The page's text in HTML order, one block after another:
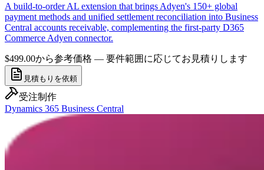
A build-to-order AL extension that brings Adyen's 150+ global
payment methods and unified settlement reconciliation into Business
Central accounts receivable, complementing the first-party D365
Commerce Adyen connector.
$499.00から参考価格 — 要件範囲に応じてお見積りします
見積もりを依頼
受注制作
Dynamics 365 Business Central